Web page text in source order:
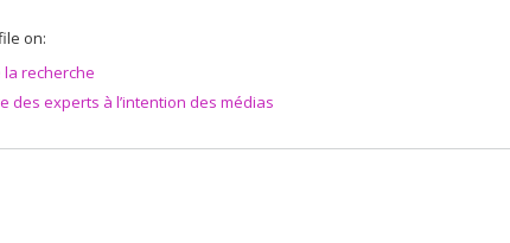
on:
la recherche
des experts à l’intention des médias